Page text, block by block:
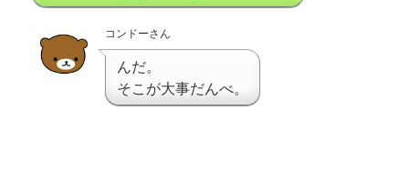
コンドーさん
んだ。
そこが大事だんべ。